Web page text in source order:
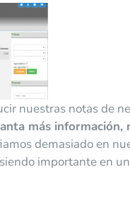
nuestras notas de
más información,
demasiado en
importante en